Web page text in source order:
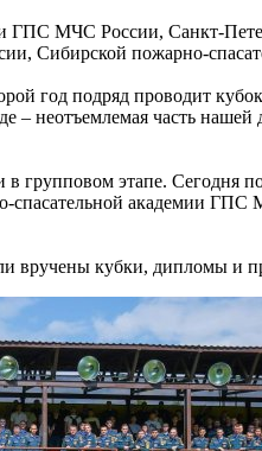
ГПС МЧС России, Санкт-
Сибирской пожарно-
год подряд проводит
– неотъемлемая часть
групповом этапе. Сегодня
академии
вручены кубки, дипломы